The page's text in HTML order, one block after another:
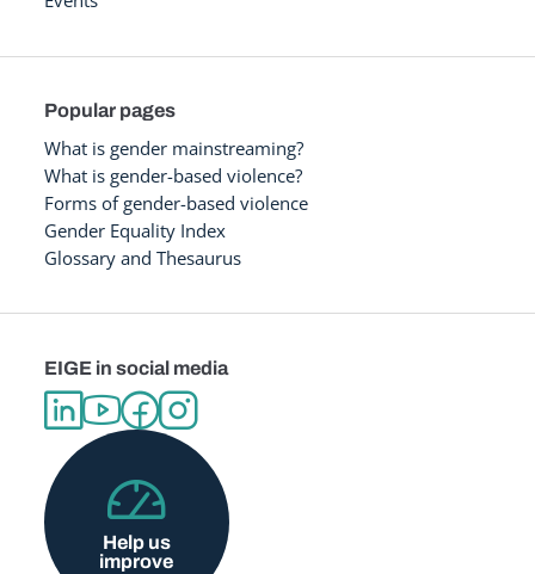
Popular pages
What is gender mainstreaming?
What is gender-based violence?
Forms of gender-based violence
Gender Equality Index
Glossary and Thesaurus
EIGE in social media
Help us
improve